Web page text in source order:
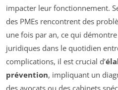
impacter leur fonctionnement.
des PMEs rencontrent des
une fois par an, ce qui
juridiques dans le quotidien
complications, il est crucial d’
prévention, impliquant un
des avocats ou des cabinets